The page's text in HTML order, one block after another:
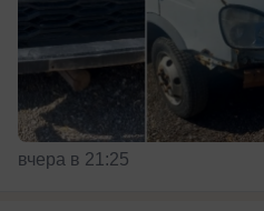
вчера в 21:25